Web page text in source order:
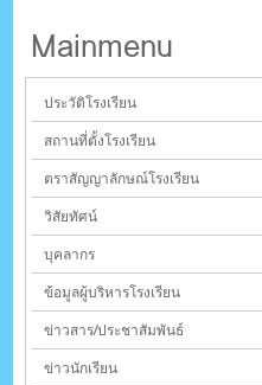
Mainmenu
ประวัติโรงเรียน
สถานที่ตั้งโรงเรียน
ตราสัญญาลักษณ์โรงเรียน
วิสัยทัศน์
บุคลากร
ข้อมูลผู้บริหารโรงเรียน
ข่าวสาร/ประชาสัมพันธ์
ข่าวนักเรียน